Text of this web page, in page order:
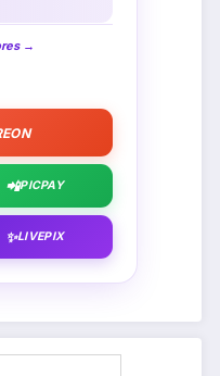
→
📲PICPAY
✨LIVEPIX